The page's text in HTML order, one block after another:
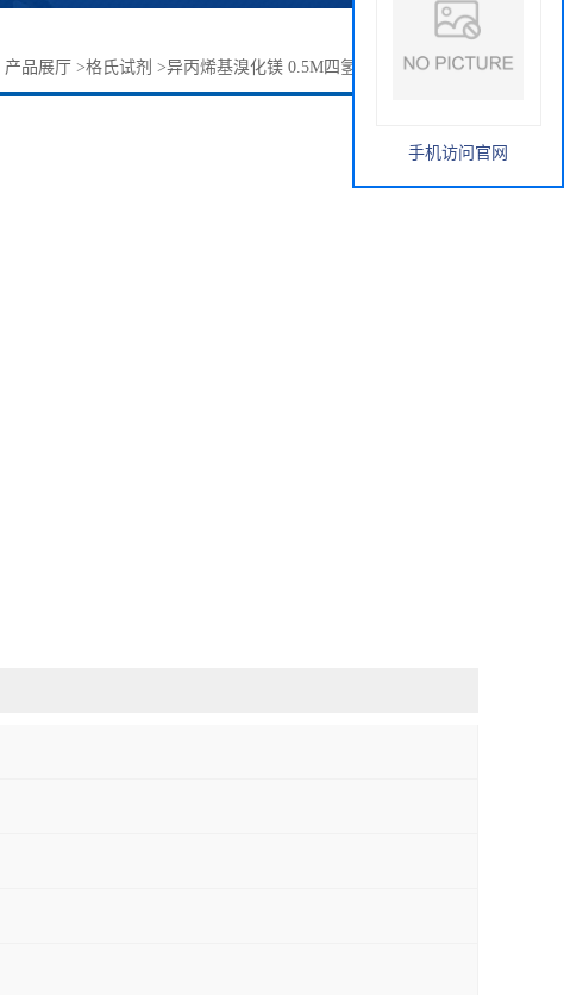
产品展厅 >格氏试剂 >异丙烯基溴化镁 0.5M四氢呋喃溶 按需订购
手机访问官网